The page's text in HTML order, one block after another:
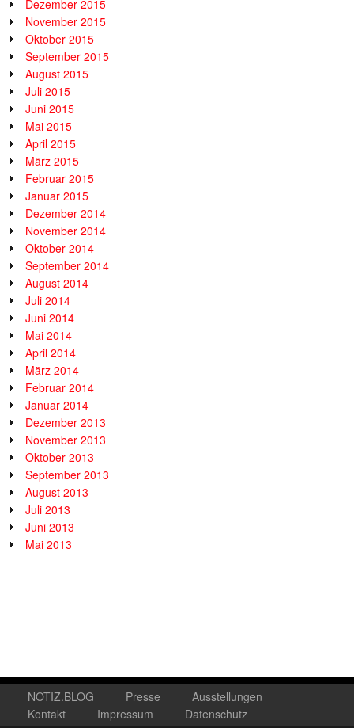
Dezember 2015
November 2015
Oktober 2015
September 2015
August 2015
Juli 2015
Juni 2015
Mai 2015
April 2015
März 2015
Februar 2015
Januar 2015
Dezember 2014
November 2014
Oktober 2014
September 2014
August 2014
Juli 2014
Juni 2014
Mai 2014
April 2014
März 2014
Februar 2014
Januar 2014
Dezember 2013
November 2013
Oktober 2013
September 2013
August 2013
Juli 2013
Juni 2013
Mai 2013
NOTIZ.BLOG Presse
Ausstellungen
Kontakt
Impressum Datenschutz